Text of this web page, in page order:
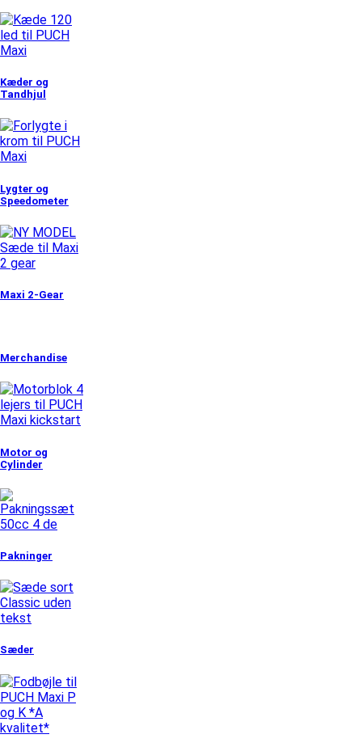
Kæder og
Tandhjul
Lygter og
Speedometer
Maxi 2-Gear
Merchandise
Motor og
Cylinder
Pakninger
Sæder